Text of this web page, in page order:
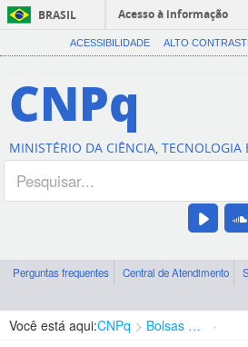
BRASIL
Acesso à informação
ACESSIBILIDADE ALTO
CNPq
MINISTÉRIO DA CIÊNCIA, TECNOLOGIA
Perguntas frequentes Central de Atendimento
Você está aqui:CNPq Bolsas e Auxílios Vigentes